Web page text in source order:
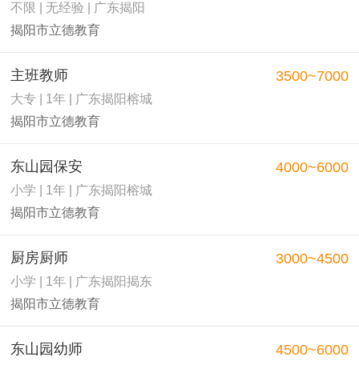
不限 | 无经验 | 广东揭阳
揭阳市立德教育
主班教师
大专 | 1年 | 广东揭阳榕城
揭阳市立德教育
3500~7000
东山园保安
小学 | 1年 | 广东揭阳榕城
揭阳市立德教育
4000~6000
厨房厨师
小学 | 1年 | 广东揭阳揭东
揭阳市立德教育
3000~4500
东山园幼师 4500~6000